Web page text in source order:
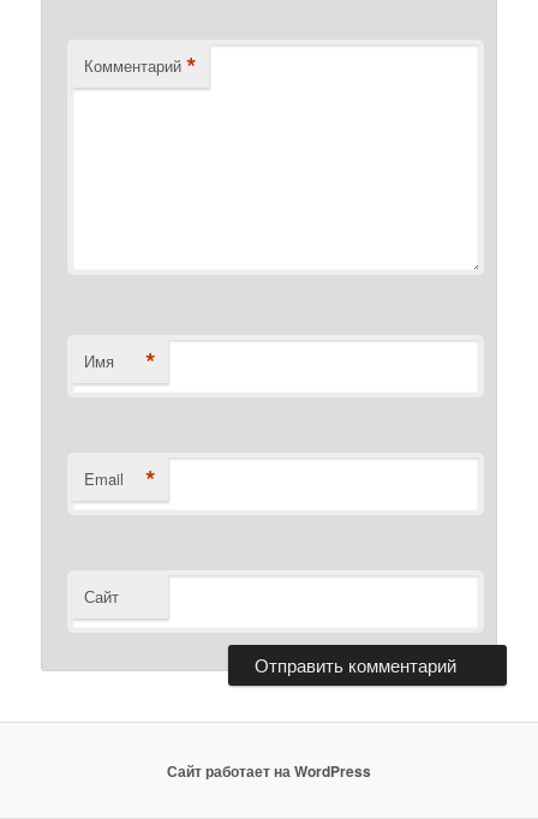
Комментарий *
Имя *
Email *
Сайт
Сайт работает на WordPress